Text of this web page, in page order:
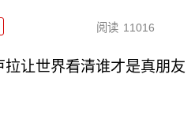
阅读 11016
让世界看清谁才是真朋友